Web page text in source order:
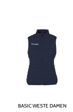
BASIC WESTE DAMEN